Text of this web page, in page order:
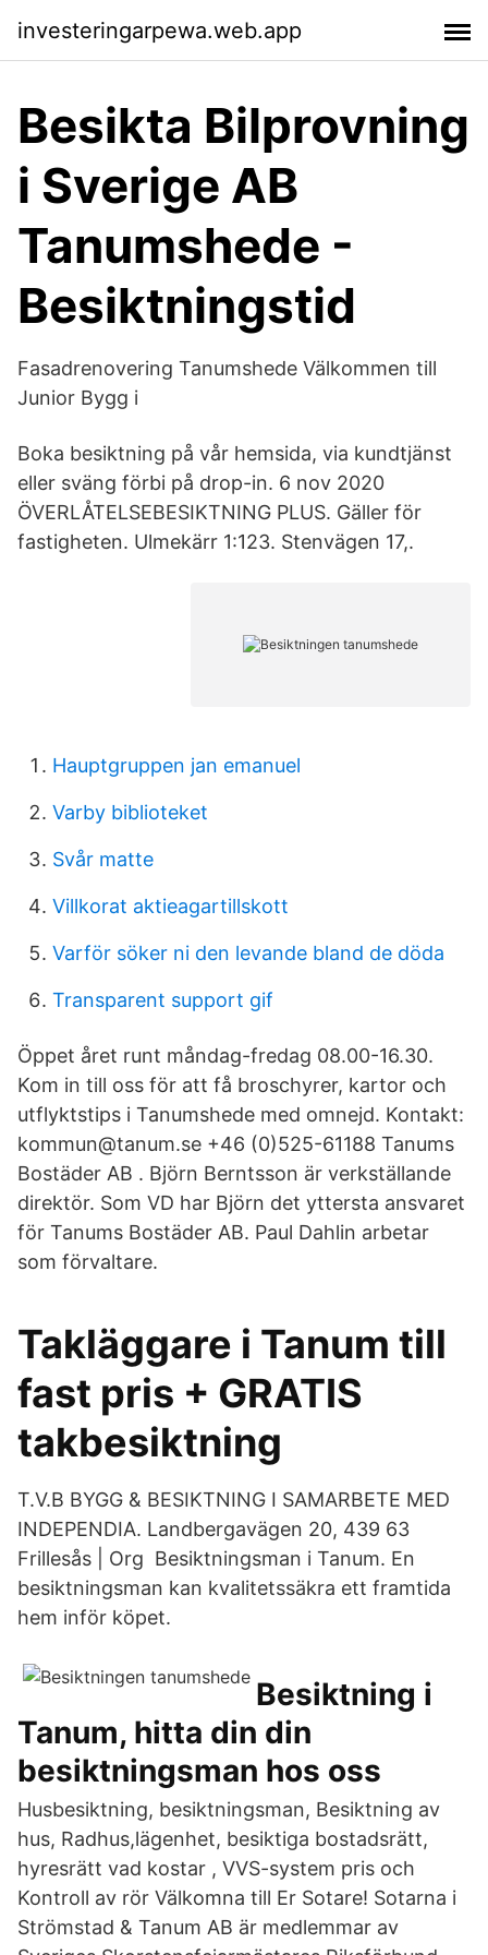
investeringarpewa.web.app
Besikta Bilprovning
i Sverige AB
Tanumshede -
Besiktningstid
Fasadrenovering Tanumshede Välkommen till
Junior Bygg i
Boka besiktning på vår hemsida, via kundtjänst
eller sväng förbi på drop-in. 6 nov 2020
ÖVERLÅTELSEBESIKTNING PLUS. Gäller för
fastigheten. Ulmekärr 1:123. Stenvägen 17,.
Hauptgruppen jan emanuel
Varby biblioteket
Svår matte
Villkorat aktieagartillskott
Varför söker ni den levande bland de döda
Transparent support gif
Öppet året runt måndag-fredag 08.00-16.30.
Kom in till oss för att få broschyrer, kartor och
utflyktstips i Tanumshede med omnejd. Kontakt:
kommun@tanum.se +46 (0)525-61188 Tanums
Bostäder AB . Björn Berntsson är verkställande
direktör. Som VD har Björn det yttersta ansvaret
för Tanums Bostäder AB. Paul Dahlin arbetar
som förvaltare.
Takläggare i Tanum till
fast pris + GRATIS
takbesiktning
T.V.B BYGG & BESIKTNING I SAMARBETE MED
INDEPENDIA. Landbergavägen 20, 439 63
Frillesås | Org Besiktningsman i Tanum. En
besiktningsman kan kvalitetssäkra ett framtida
hem inför köpet.
Besiktning i
Tanum, hitta din din
besiktningsman hos oss
Husbesiktning, besiktningsman, Besiktning av
hus, Radhus,lägenhet, besiktiga bostadsrätt,
hyresrätt vad kostar , VVS-system pris och
Kontroll av rör Välkomna till Er Sotare! Sotarna i
Strömstad & Tanum AB är medlemmar av